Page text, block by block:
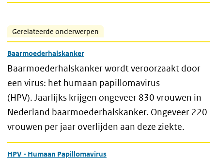
Gerelateerde onderwerpen
Baarmoederhalskanker
Baarmoederhalskanker wordt veroorzaakt door
een virus: het humaan papillomavirus
(HPV). Jaarlijks krijgen ongeveer 830 vrouwen in
Nederland baarmoederhalskanker. Ongeveer 220
vrouwen per jaar overlijden aan deze ziekte.
HPV - Humaan Papillomavirus